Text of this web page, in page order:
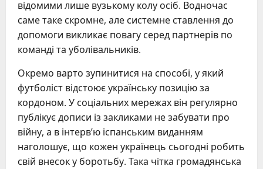
відомими лише вузькому колу осіб. Водночас
саме таке скромне, але системне ставлення до
допомоги викликає повагу серед партнерів по
команді та уболівальників.
Окремо варто зупинитися на способі, у який
футболіст відстоює українську позицію за
кордоном. У соціальних мережах він регулярно
публікує дописи із закликами не забувати про
війну, а в інтерв’ю іспанським виданням
наголошує, що кожен українець сьогодні робить
свій внесок у боротьбу. Така чітка громадянська